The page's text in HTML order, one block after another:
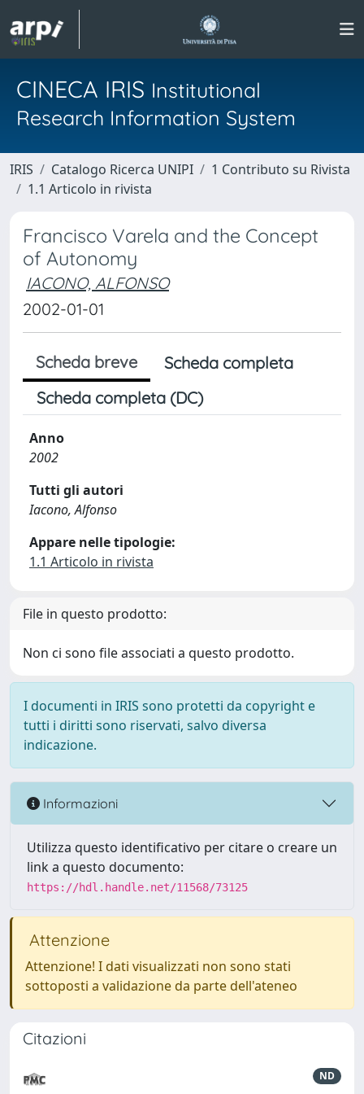
CINECA IRIS Institutional
Research Information System
IRIS Catalogo Ricerca UNIPI
1 Contributo su Rivista
1.1 Articolo in rivista
Francisco Varela and the Concept
of Autonomy
IACONO, ALFONSO
2002-01-01
Scheda breve
Scheda completa
Scheda completa (DC)
Anno
2002
Tutti gli autori
Iacono, Alfonso
Appare nelle tipologie:
1.1 Articolo in rivista
File in questo prodotto:
Non ci sono file associati a questo prodotto.
I documenti in IRIS sono protetti da copyright e
tutti i diritti sono riservati, salvo diversa
indicazione.
Informazioni
Utilizza questo identificativo per citare o creare un
link a questo documento:
https://hdl.handle.net/11568/73125
Attenzione
Attenzione! I dati visualizzati non sono stati
sottoposti a validazione da parte dell'ateneo
Citazioni
ND